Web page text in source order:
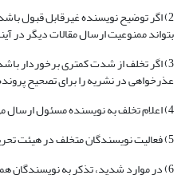
2) اگر توضیح نویسنده غیرقابل قبول
بتواند ممنوعیت ارسال مقالات دیگر در
3) اگر تخلف از شدت کمتری برخوردار
عذرخواهی در نشریه را برای تصحیح
4) اعلام تخلف به نویسنده مسئول ارسال می‌شود و هر مقاله‌ای از نویسنده مسئول تخلف و یا هر مقاله‌ای که این افراد همکاری داشته اند و توسط نشریه تحت بررسی است، بلافاصله رد می‌شود.
5) فعالیت نویسندگان متخلف در هیئت تحریریه نشریه و به عنوان داور برای نشریه ممنوع است. حق انجام اقدامات بیشتر برای نشریه محفوظ است.
6) در موارد شدید، تذکر به نویسندگان همکار ارسال می‌شود و نویسندگان از ارسال اثر خود به نشریه به مدت 5 سال منع می‌شوند.